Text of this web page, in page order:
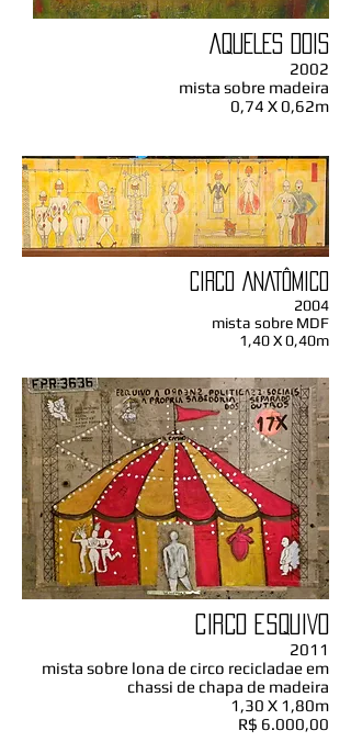
AQUELES DOIS
2002
mista sobre madeira
0,74 X 0,62m
CIRCO ANATÔMICO
2004
mista sobre MDF
1,40 X 0,40m
CIRCO ESQUIVO
2011
mista sobre lona de circo recicladae em
chassi de chapa de madeira
1,30 X 1,80m
R$ 6.000,00